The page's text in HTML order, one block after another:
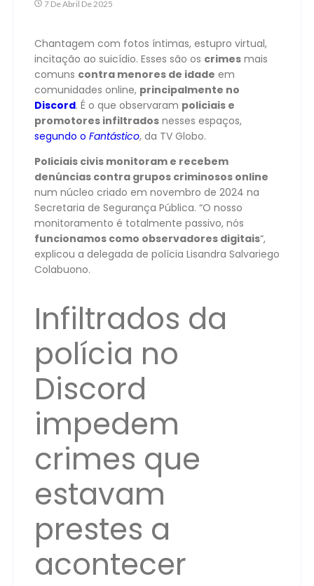
7 De Abril De 2025
Chantagem com fotos íntimas, estupro virtual,
incitação ao suicídio. Esses são os crimes mais
comuns contra menores de idade em
comunidades online, principalmente no
Discord. É o que observaram policiais e
promotores infiltrados nesses espaços,
segundo o Fantástico, da TV Globo.
Policiais civis monitoram e recebem
denúncias contra grupos criminosos online
num núcleo criado em novembro de 2024 na
Secretaria de Segurança Pública. “O nosso
monitoramento é totalmente passivo, nós
funcionamos como observadores digitais“,
explicou a delegada de polícia Lisandra Salvariego
Colabuono.
Infiltrados da
polícia no
Discord
impedem
crimes que
estavam
prestes a
acontecer